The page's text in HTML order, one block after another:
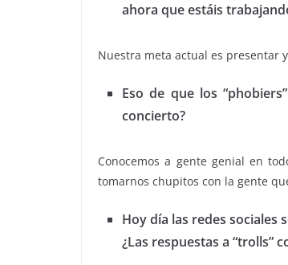
ahora que estáis
Nuestra meta actual es presentar
Eso de que los
concierto?
Conocemos a gente genial en
tomarnos chupitos con la gente
Hoy día las redes
¿Las respuestas a “trolls”